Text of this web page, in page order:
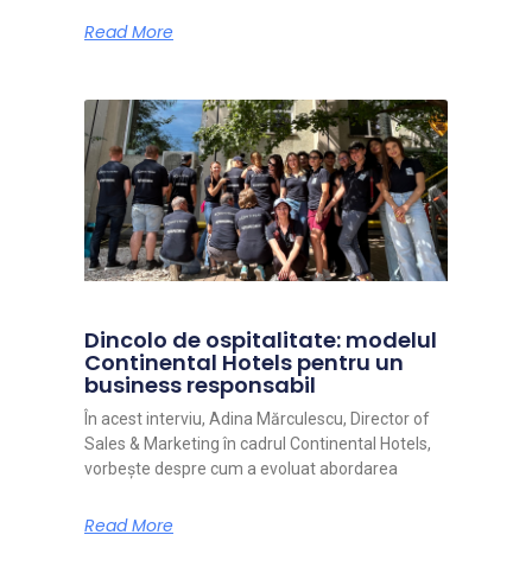
Read More
Dincolo de ospitalitate: modelul
Continental Hotels pentru un
business responsabil
În acest interviu, Adina Mărculescu, Director of
Sales & Marketing în cadrul Continental Hotels,
vorbește despre cum a evoluat abordarea
Read More